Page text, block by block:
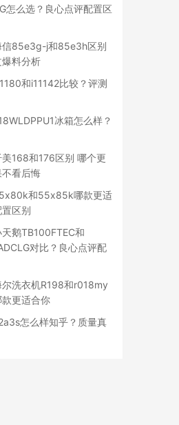
怎么选？良心点评配置区
信85e3g-j和85e3h区别
料分析
和i11142比较？评测
冰箱怎么样？
168和176区别 哪个更
看后悔
和55x85k哪款更适
区别
鹅TB100FTEC和
对比？良心点评配
尔洗衣机R198和r018my
更适合你
怎么样知乎？质量真